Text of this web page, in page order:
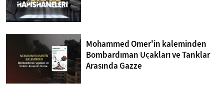
Mohammed Omer'in kaleminden
Bombardıman Uçakları ve Tanklar
Arasında Gazze